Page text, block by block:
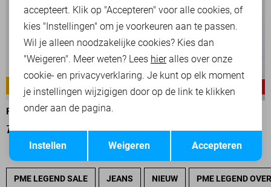
AMERICAN CLASSIC -30%
PME LEGEND BROEK
70,00 99,99
AMERICAN CLASSIC
89,00 99,99
PME LEGEND SALE JEANS NIEUW PME LEGEND
Opslaan
accepteert. Klik op "Accepteren" voor alle cookies, of
kies "Instellingen" om je voorkeuren aan te passen.
Wil je alleen noodzakelijke cookies? Kies dan
"Weigeren". Meer weten? Lees hieralles over onze
cookie- en privacyverklaring. Je kunt op elk moment
je instellingen wijzigigen door op de link te klikken
onder aan de pagina.
Accepteren
Weigeren
Instellen